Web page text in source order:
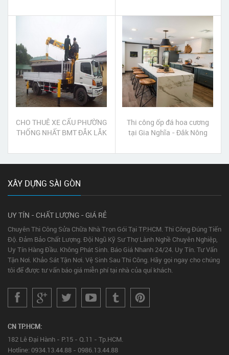
CHO THUÊ XE CẨU PHƯỜNG
THỐNG NHẤT BMT ĐẮK LẮK
Thi công ốp đá hoa cương
tại Gia Nghĩa - Đắk Nông
XÂY DỰNG SÀI GÒN
UY TÍN - CHẤT LƯỢNG - GIÁ RẺ
Chuyên Thi Công Sửa Chữa Nhà Trọn Gói Tại TP.HCM. Thi Công Đúng Tiến
Độ. Đảm Bảo Chất Lượng. Đội Ngũ Kỹ Sư Thợ Lành Nghề Chuyên Nghiệp,
Uy Tín Hàng Đầu. Không Phát Sinh. Báo Giá Nhanh 24/24. Uy Tín. Tư Vấn
Tận Nơi. Khảo Sát Tận Nơi. Vệ Sinh Sau Thi Công. Hãy gọi ngay cho chúng
tôi để được tư vấn báo giá miễn phí tại nhà của quí khách.
CN TP.HCM:
182 Lê Đại Hành - P.15 - Q.11 - Tp.HCM.
Hotline: 0934.13.44.88 - 0986.13.44.88